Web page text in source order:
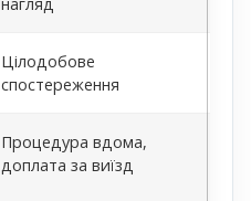
нагляд
Цілодобове
спостереження
Процедура вдома,
доплата за виїзд